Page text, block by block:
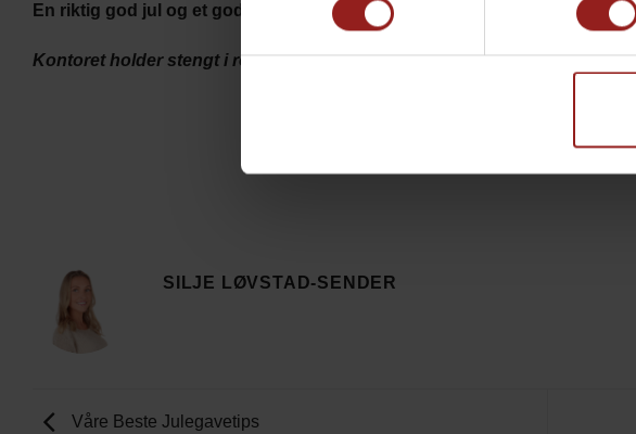
En riktig god jul og et godt nytt år ønskes fra alle oss i Team Norgesprofil!
Kontoret holder stengt i romjulen, men vi er på plass igjen 2. januar 2024.
SILJE LØVSTAD-SENDER
Våre Beste Julegavetips